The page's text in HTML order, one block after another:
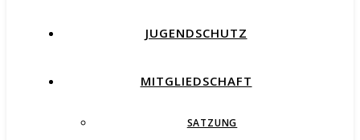
JUGENDSCHUTZ
MITGLIEDSCHAFT
SATZUNG